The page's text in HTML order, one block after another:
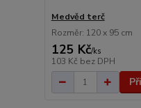
Medvěd terč
Rozměr: 120 x 95 cm
125 Kč/ks
103 Kč bez DPH